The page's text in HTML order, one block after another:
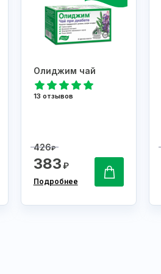
Олиджим чай
13 отзывов
426₽
383₽
Подробнее